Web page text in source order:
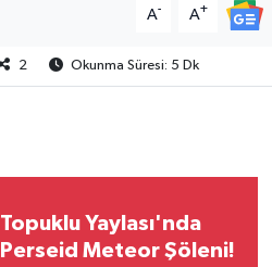
A- A+
2 Okunma Süresi: 5 Dk
Topuklu Yaylası'nda
Perseid Meteor Şöleni!